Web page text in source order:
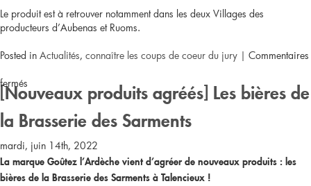
l’Ardèche
Concours
général
Le produit est à retrouver notamment dans les deux Villages des
producteurs d’Aubenas et Ruoms.
Posted in Actualités, connaître les coups de coeur du jury | Commentaires
fermés
de
[Nouveaux produits agréés] Les bières de
la Brasserie des Sarments
mardi, juin 14th, 2022
La marque Goûtez l’Ardèche vient d’agréer de nouveaux produits : les
bières de la Brasserie des Sarments à Talencieux !